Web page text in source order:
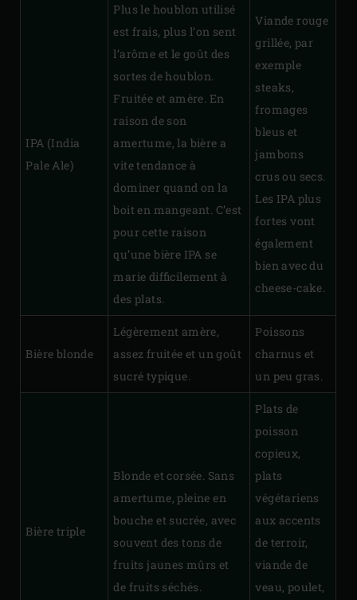
IPA (India
Pale Ale)
Plus le houblon utilisé
est frais, plus l’on sent
l’arôme et le goût des
sortes de houblon.
Fruitée et amère. En
raison de son
amertume, la bière a
vite tendance à
dominer quand on la
boit en mangeant. C’est
pour cette raison
qu’une bière IPA se
marie difficilement à
des plats.
Viande rouge
grillée, par
exemple
steaks,
fromages
bleus et
jambons
crus ou secs.
Les IPA plus
fortes vont
également
bien avec du
cheese-cake.
Bière blonde
Légèrement amère,
assez fruitée et un goût
sucré typique.
Poissons
charnus et
un peu gras.
Bière triple
Blonde et corsée. Sans
amertume, pleine en
bouche et sucrée, avec
souvent des tons de
fruits jaunes mûrs et
de fruits séchés.
Plats de
poisson
copieux,
plats
végétariens
aux accents
de terroir,
viande de
veau, poulet,